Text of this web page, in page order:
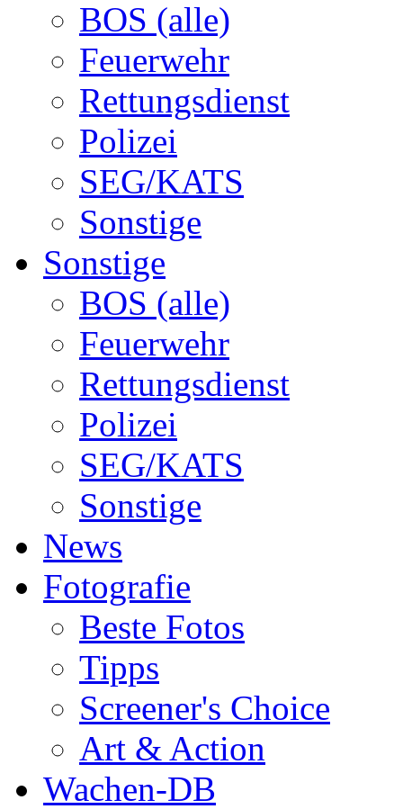
BOS (alle)
Feuerwehr
Rettungsdienst
Polizei
SEG/KATS
Sonstige
Sonstige
BOS (alle)
Feuerwehr
Rettungsdienst
Polizei
SEG/KATS
Sonstige
News
Fotografie
Beste Fotos
Tipps
Screener's Choice
Art & Action
Wachen-DB